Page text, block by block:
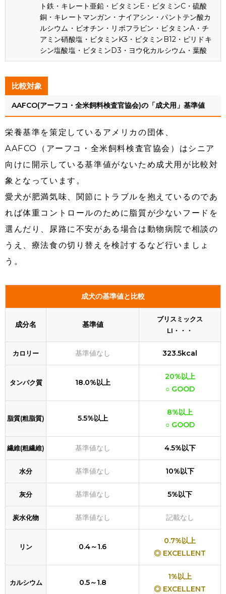
ト鉄・キレート亜鉛・ビタミンE・ビタミンC・硫酸
銅・キレートマンガン・ナイアシン・パントテン酸カ
ルシウム・ビオチン・リボフラビン・ビタミンA・チ
アミン硝酸塩・ビタミンK3・ビタミンB12・ピリドキ
シン塩酸塩・ビタミンD3・ヨウ化カルシウム・葉酸
比較対象
AAFCO(アーフコ・全米飼料検査官協会)の「成犬用」基準値
栄養基準を策定しているアメリカの団体、
AAFCO（アーフコ・全米飼料検査官協会）はシニア
向けに開示している基準値がないため成犬用が比較対
象となっています。
愛犬が肥満気味、関節にトラブルを抱えているのであ
れば体重コントロールのために脂質が少ないフードを
選んだり、尿路に不安がある場合は動物病院で相談の
うえ、療法食の切り替えを検討するなど行いましょ
う。
成犬の基準値と比較
成分名 基準値
ブリスミックス
LI・・・
カロリー 基準値なし 323.5kcal
タンパク質 18.0%以上
20%以上
○ GOOD
脂質(粗脂質) 5.5%以上
8%以上
○ GOOD
繊維(粗繊維) 基準値なし 4.5%以下
水分 基準値なし 10%以下
灰分 基準値なし 5%以下
炭水化物 基準値なし 記載なし
リン 0.4～1.6
0.7%以上
◎ EXCELLENT
カルシウム 0.5～1.8
1%以上
◎ EXCELLENT